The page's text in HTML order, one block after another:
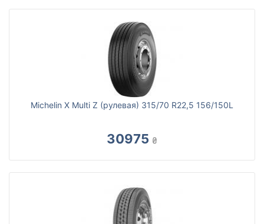
Michelin X Multi Z (рулевая) 315/70 R22,5 156/150L
30975 ₴